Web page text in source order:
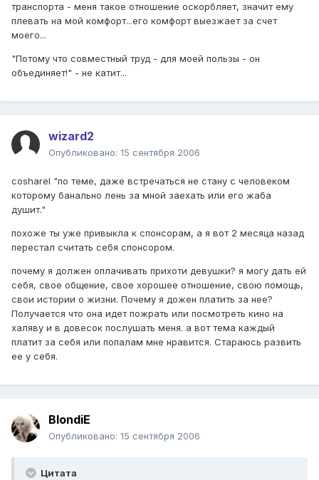
транспорта - меня такое отношение оскорбляет, значит ему
плевать на мой комфорт...его комфорт выезжает за счет
моего...
"Потому что совместный труд - для моей пользы - он
объединяет!" - не катит...
wizard2
Опубликовано: 15 сентября 2006
cosharel "по теме, даже встречаться не стану с человеком
которому банально лень за мной заехать или его жаба
душит."
похоже ты уже привыкла к спонсорам, а я вот 2 месяца назад
перестал считать себя спонсором.
почему я должен оплачивать прихоти девушки? я могу дать ей
себя, свое общение, свое хорошее отношение, свою помощь,
свои истории о жизни. Почему я дожен платить за нее?
Получается что она идет пожрать или посмотреть кино на
халяву и в довесок послушать меня. а вот тема каждый
платит за себя или попалам мне нравится. Стараюсь развить
ее у себя.
BlondiE
Опубликовано: 15 сентября 2006
Цитата